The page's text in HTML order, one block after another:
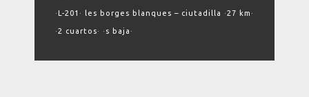
·L-201· les borges blanques – ciutadilla ·27 km·
·2 cuartos· ·s baja·